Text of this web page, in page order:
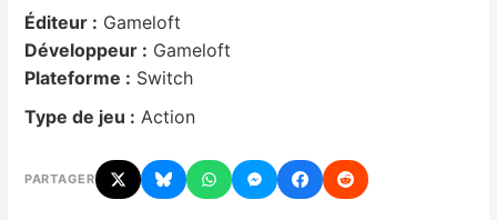
Nintendo Direct
Tests de jeux
Éditeur : Gameloft
Développeur : Gameloft
Plateforme : Switch
Type de jeu : Action
PARTAGER